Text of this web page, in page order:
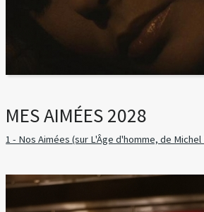
MES AIMÉES 2028
1 - Nos Aimées (sur L'Âge d'homme, de Michel